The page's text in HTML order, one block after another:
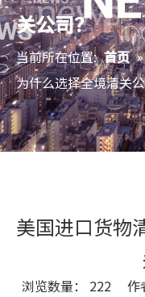
关公司？
当前所在位置: 首页
为什么选择全境清关
美国进口货物
浏览数量： 222 作